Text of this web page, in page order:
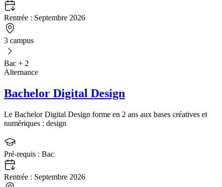
Rentrée : Septembre 2026
3 campus
Bac + 2
Alternance
Bachelor Digital Design
Le Bachelor Digital Design forme en 2 ans aux bases créatives et
numériques : design
Pré-requis : Bac
Rentrée : Septembre 2026